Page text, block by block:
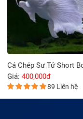
Cá Chép Sư Tử Short
Giá: 400,000đ
89 Liên hệ